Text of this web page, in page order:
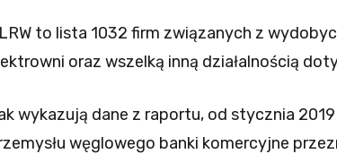
to lista 1032 firm związanych z
oraz wszelką inną działalnością
wykazują dane z raportu, od stycznia
węglowego banki komercyjne